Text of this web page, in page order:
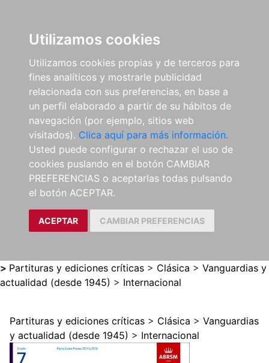
Utilizamos cookies
Utilizamos cookies propias y de terceros para
fines analíticos y mostrarle publicidad
relacionada con sus preferencias, en base a
un perfil elaborado a partir de su hábitos de
navegación (por ejemplo, sitios web
visitados). Clica aquí para más información.
Usted puede configurar o rechazar el uso de
cookies puslando en el botón CAMBIAR
PREFERENCIAS o aceptarlas todas pulsando
el botón ACEPTAR.
ACEPTAR CAMBIAR PREFERENCIAS
> Partituras y ediciones críticas > Clásica > Vanguardias y
actualidad (desde 1945) > Internacional
Partituras y ediciones críticas > Clásica > Vanguardias
y actualidad (desde 1945) > Internacional